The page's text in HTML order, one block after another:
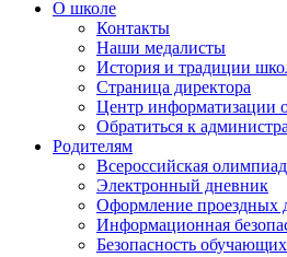
О школе
Контакты
Наши медалисты
История и традиции
Страница директора
Центр информатизации
Обратиться к
Родителям
Всероссийская
Электронный дневник
Оформление проездных
Информационная
Безопасность